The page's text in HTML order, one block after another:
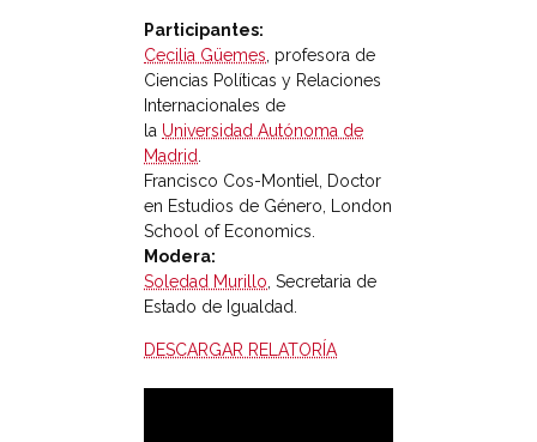
Participantes:
Cecilia Güemes, profesora de
Ciencias Políticas y Relaciones
Internacionales de
la Universidad Autónoma de
Madrid.
Francisco Cos-Montiel, Doctor
en Estudios de Género, London
School of Economics.
Modera:
Soledad Murillo, Secretaria de
Estado de Igualdad.
DESCARGAR RELATORÍA